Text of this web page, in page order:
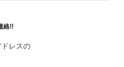
絡!!
レスの